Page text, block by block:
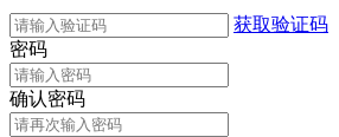
获取验证码
密码
确认密码